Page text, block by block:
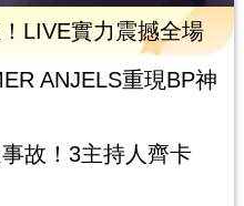
LIVE實力震撼全場
ANJELS重現BP神
故！3主持人齊卡